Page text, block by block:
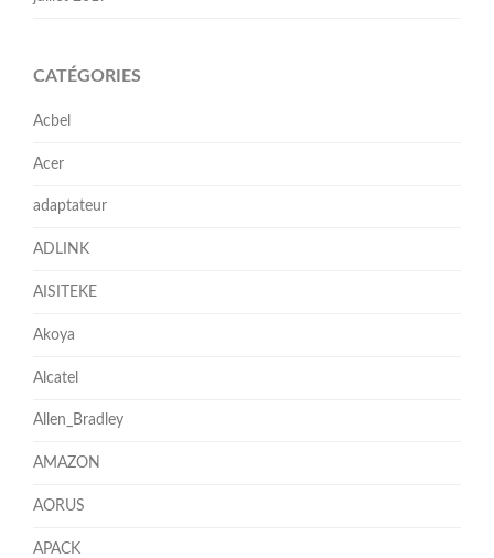
CATÉGORIES
Acbel
Acer
adaptateur
ADLINK
AISITEKE
Akoya
Alcatel
Allen_Bradley
AMAZON
AORUS
APACK